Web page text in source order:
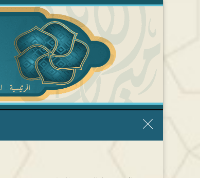
الرئيسية